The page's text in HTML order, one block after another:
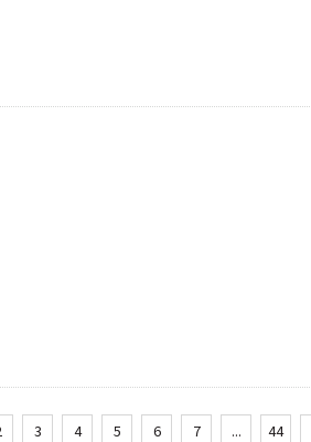
3 4 5 6 7 ... 44